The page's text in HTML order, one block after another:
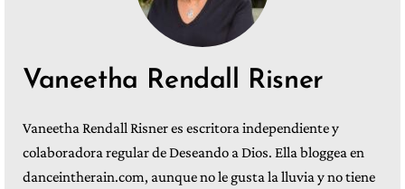
Vaneetha Rendall Risner
Vaneetha Rendall Risner es escritora independiente y
colaboradora regular de Deseando a Dios. Ella bloggea en
danceintherain.com, aunque no le gusta la lluvia y no tiene